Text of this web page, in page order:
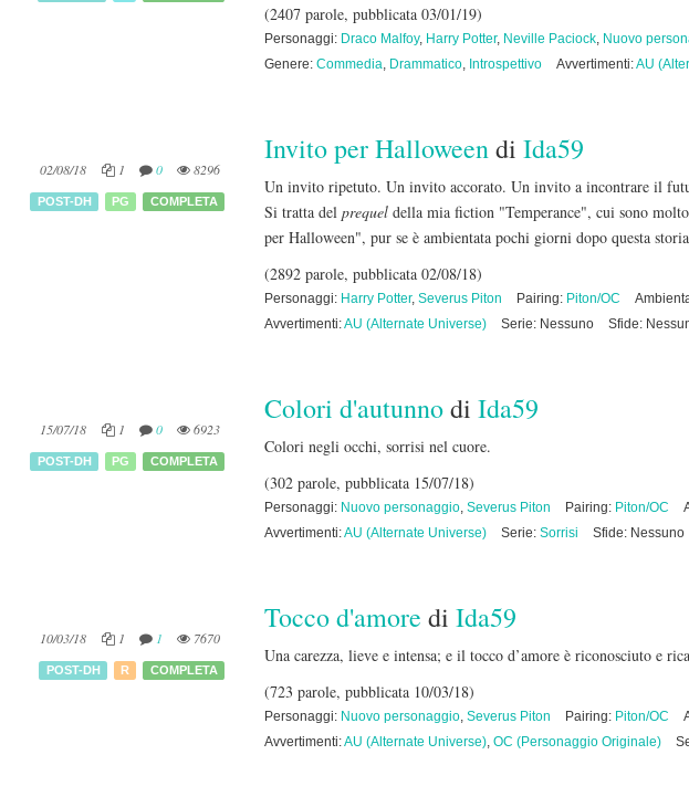
(2407 parole, pubblicata 03/01/19)
Personaggi: Draco Malfoy, Harry Potter, Neville Paciock, Nuovo
Genere: Commedia, Drammatico, Introspettivo Avvertimenti:AU
02/08/18 1 0 8296
POST-DH PG COMPLETA
Invito per Halloweendi Ida59
Un invito ripetuto. Un invito accorato. Un invito a incontrare il
Si tratta del prequel della mia fiction "Temperance", cui sono
per Halloween", pur se è ambientata pochi giorni dopo questa
(2892 parole, pubblicata 02/08/18)
Personaggi: Harry Potter, Severus Piton Pairing: Piton/OC
Avvertimenti:AU (Alternate Universe) Serie: Nessuno Sfide:
15/07/18 1 0 6923
POST-DH PG COMPLETA
Colori d'autunnodi Ida59
Colori negli occhi, sorrisi nel cuore.
(302 parole, pubblicata 15/07/18)
Personaggi: Nuovo personaggio, Severus Piton Pairing: Piton/OC
Avvertimenti:AU (Alternate Universe) Serie: Sorrisi Sfide: Nessuno
10/03/18 1 1 7670
POST-DH R COMPLETA
Tocco d'amore di Ida59
Una carezza, lieve e intensa; e il tocco d’amore è riconosciuto e
(723 parole, pubblicata 10/03/18)
Personaggi: Nuovo personaggio, Severus Piton Pairing: Piton/OC
Avvertimenti:AU (Alternate Universe), OC (Personaggio Originale)